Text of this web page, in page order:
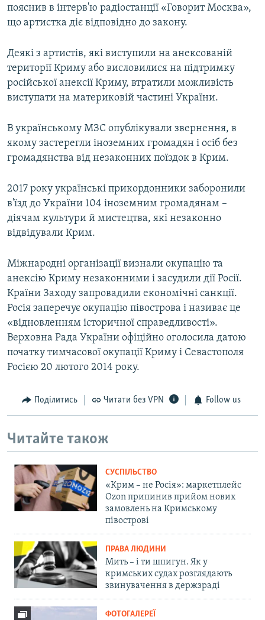
пояснив в інтерв'ю радіостанції «Говорит Москва»,
що артистка діє відповідно до закону.
Деякі з артистів, які виступили на анексованій
території Криму або висловилися на підтримку
російської анексії Криму, втратили можливість
виступати на материковій частині України.
В українському МЗС опублікували звернення, в
якому застерегли іноземних громадян і осіб без
громадянства від незаконних поїздок в Крим.
2017 року українські прикордонники заборонили
в'їзд до України 104 іноземним громадянам –
діячам культури й мистецтва, які незаконно
відвідували Крим.
Міжнародні організації визнали окупацію та
анексію Криму незаконними і засудили дії Росії.
Країни Заходу запровадили економічні санкції.
Росія заперечує окупацію півострова і називає це
«відновленням історичної справедливості».
Верховна Рада України офіційно оголосила датою
початку тимчасової окупації Криму і Севастополя
Росією 20 лютого 2014 року.
Поділитись Читати без VPN Follow us
Читайте також
СУСПІЛЬСТВО
«Крим – не Росія»: маркетплейс
Ozon припинив прийом нових
замовлень на Кримському
півострові
ПРАВА ЛЮДИНИ
Мить – і ти шпигун. Як у
кримських судах розглядають
звинувачення в держзраді
ФОТОГАЛЕРЕЇ